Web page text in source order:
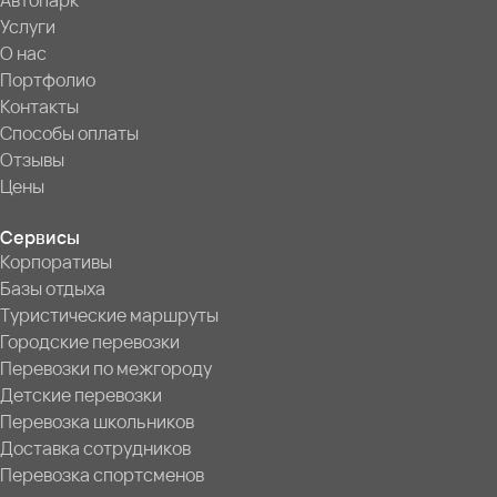
Услуги
О нас
Портфолио
Контакты
Способы оплаты
Отзывы
Цены
Сервисы
Корпоративы
Базы отдыха
Туристические маршруты
Городские перевозки
Перевозки по межгороду
Детские перевозки
Перевозка школьников
Доставка сотрудников
Перевозка спортсменов